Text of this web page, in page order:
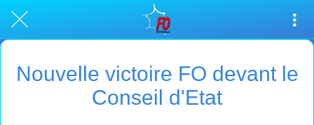
Nouvelle victoire FO devant le
Conseil d'Etat